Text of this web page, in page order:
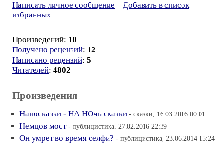
Написать личное сообщение
Добавить в список
избранных
Произведений: 10
Получено рецензий: 12
Написано рецензий: 5
Читателей: 4802
Произведения
Наносказки - НА НОчь сказки - сказки, 16.03.2016 00:01
Немцов мост - публицистика, 27.02.2016 22:39
Он умрет во время селфи? - публицистика, 23.06.2014 15:24